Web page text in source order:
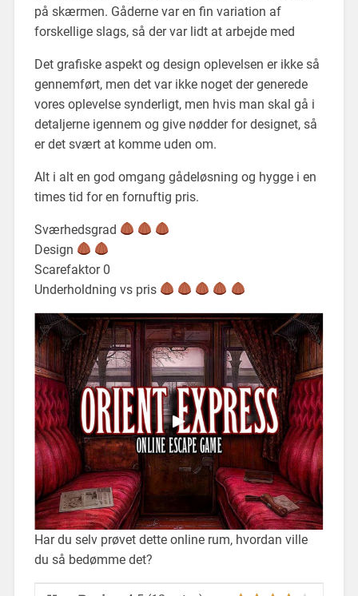
på skærmen. Gåderne var en fin variation af
forskellige slags, så der var lidt at arbejde med
Det grafiske aspekt og design oplevelsen er ikke så
gennemført, men det var ikke noget der generede
vores oplevelse synderligt, men hvis man skal gå i
detaljerne igennem og give nødder for designet, så
er det svært at komme uden om.
Alt i alt en god omgang gådeløsning og hygge i en
times tid for en fornuftig pris.
Sværhedsgrad
Design
Scarefaktor 0
Underholdning vs pris
Har du selv prøvet dette online rum, hvordan ville
du så bedømme det?